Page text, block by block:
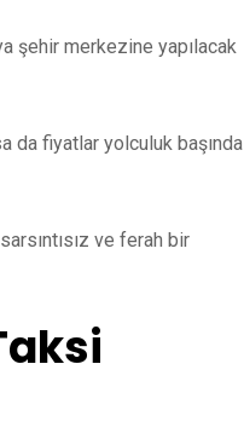
şehir merkezine yapılacak
da fiyatlar yolculuk başında
ve ferah bir